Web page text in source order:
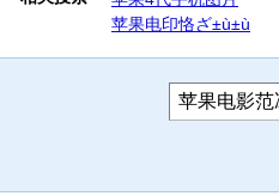
苹果电印恪ざ±ù±ù